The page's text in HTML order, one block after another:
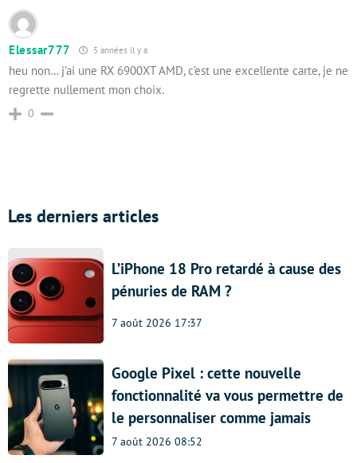
Elessar777 5 années il y a
heu non… j’ai une RX 6900XT AMD, c’est une excellente carte, je ne
regrette nullement mon choix.
0
Les derniers articles
L’iPhone 18 Pro retardé à cause des
pénuries de RAM ?
7 août 2026 17:37
Google Pixel : cette nouvelle
fonctionnalité va vous permettre de
le personnaliser comme jamais
7 août 2026 08:52